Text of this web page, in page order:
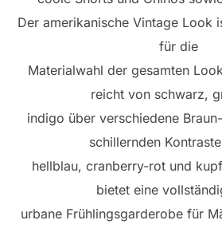
Der amerikanische Vintage Look
für die
Materialwahl der gesamten
reicht von schwarz,
indigo über verschiedene
schillernden
hellblau, cranberry-rot und
bietet eine
urbane Frühlingsgarderobe für